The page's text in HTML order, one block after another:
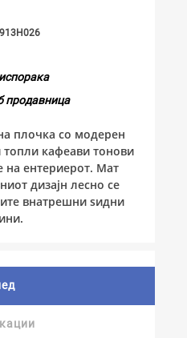
продавница
плочка со модерен
кафеави тонови
на ентериерот. Мат
дизајн лесно се
внатрешни ѕидни